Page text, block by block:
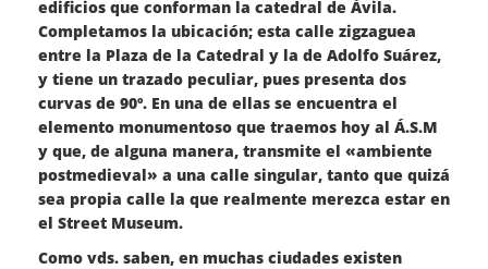
edificios que conforman la catedral de Ávila.
Completamos la ubicación; esta calle zigzaguea
entre la Plaza de la Catedral y la de Adolfo Suárez,
y tiene un trazado peculiar, pues presenta dos
curvas de 90º. En una de ellas se encuentra el
elemento monumentoso que traemos hoy al Á.S.M
y que, de alguna manera, transmite el «ambiente
postmedieval» a una calle singular, tanto que quizá
sea propia calle la que realmente merezca estar en
el Street Museum.
Como vds. saben, en muchas ciudades existen